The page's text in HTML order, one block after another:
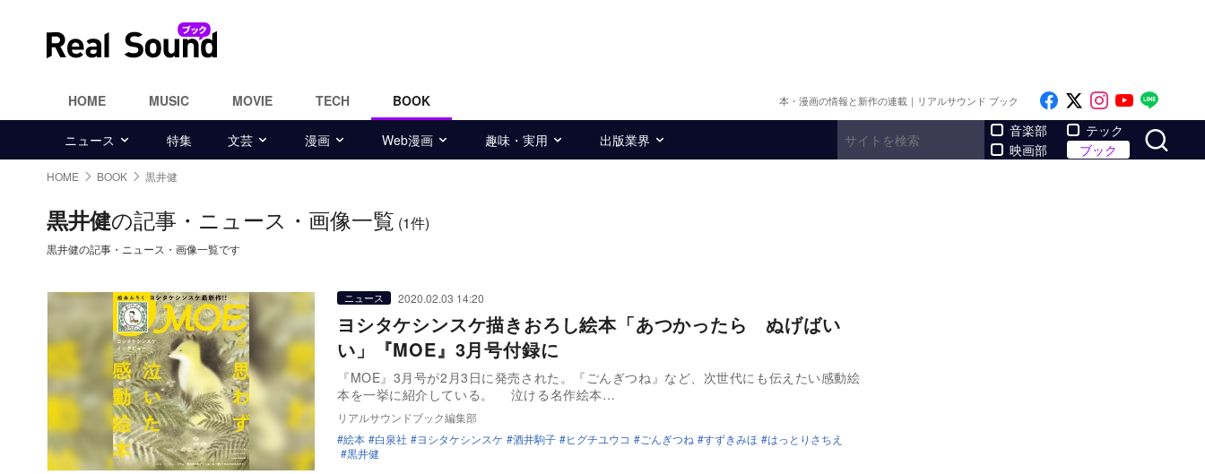
HOME MUSIC MOVIE TECH BOOK 本・漫画の情報と新作の連載｜リアルサウンド ブック Like on Facebook
Follow on x
Follow on
Follow
ニュース 特集 文芸 漫画 Web漫画 趣味・実用 出版業界
音楽部
映画部
テック
ブック
HOME BOOK 黒井健
黒井健の記事・ニュース・画像一覧 (1件)
黒井健の記事・ニュース・画像一覧です
ニュース 2020.02.03 14:20
ヨシタケシンスケ描きおろし絵本「あつかったら ぬげばい
い」『MOE』3月号付録に
『MOE』3月号が2月3日に発売された。『ごんぎつね』など、次世代にも伝えたい感動絵
本を一挙に紹介している。 泣ける名作絵本…
リアルサウンドブック編集部
絵本
白泉社 ヨシタケシンスケ 酒井駒子 ヒグチユウコ ごんぎつね すずきみほ
はっとりさちえ
黒井健